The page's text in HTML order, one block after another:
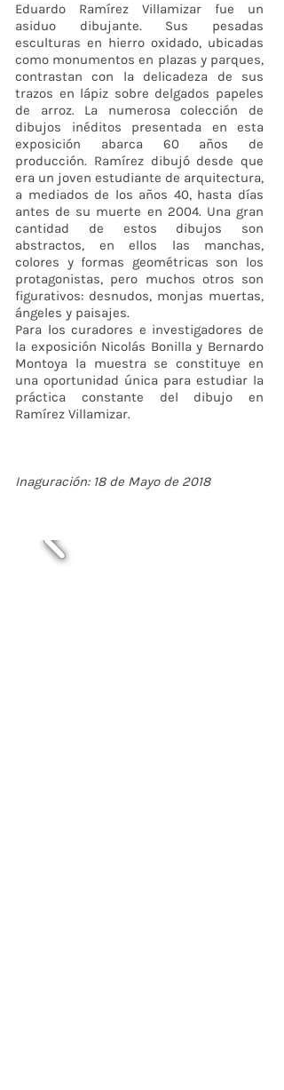
Eduardo Ramírez Villamizar fue un
asiduo dibujante. Sus pesadas
esculturas en hierro oxidado, ubicadas
como monumentos en plazas y parques,
contrastan con la delicadeza de sus
trazos en lápiz sobre delgados papeles
de arroz. La numerosa colección de
dibujos inéditos presentada en esta
exposición abarca 60 años de
producción. Ramírez dibujó desde que
era un joven estudiante de arquitectura,
a mediados de los años 40, hasta días
antes de su muerte en 2004. Una gran
cantidad de estos dibujos son
abstractos, en ellos las manchas,
colores y formas geométricas son los
protagonistas, pero muchos otros son
figurativos: desnudos, monjas muertas,
ángeles y paisajes.
Para los curadores e investigadores de
la exposición Nicolás Bonilla y Bernardo
Montoya la muestra se constituye en
una oportunidad única para estudiar la
práctica constante del dibujo en
Ramírez Villamizar.
Inaguración: 18 de Mayo de 2018